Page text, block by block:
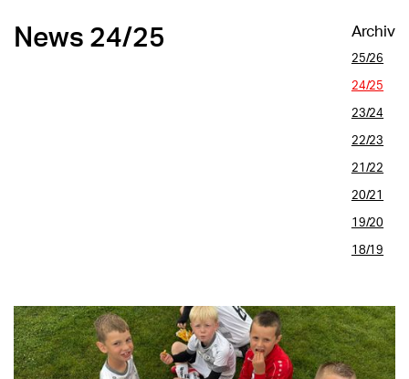
News 24/25 Archiv
25/26
24/25
23/24
22/23
21/22
20/21
19/20
18/19